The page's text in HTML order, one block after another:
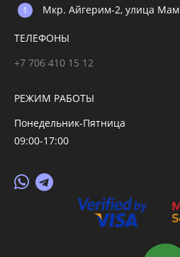
Мкр. Айгерим-2, улица
ТЕЛЕФОНЫ
+7 706 410 15 12
РЕЖИМ РАБОТЫ
Понедельник-Пятница
09:00-17:00